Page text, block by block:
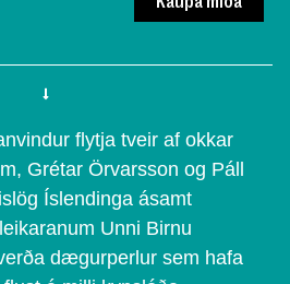
flytja tveir af okkar
Grétar Örvarsson og Páll
Íslendinga ásamt
Unni Birnu
dægurperlur sem hafa